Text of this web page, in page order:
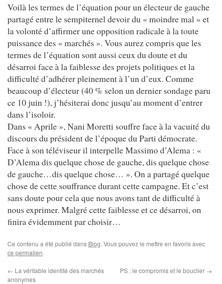
Voilà les termes de l’équation pour un électeur de gauche
partagé entre le sempiternel devoir du « moindre mal » et
la volonté d’affirmer une opposition radicale à la toute
puissance des « marchés ». Vous aurez compris que les
termes de l’équation sont aussi ceux du doute et du
désarroi face à la faiblesse des projets politiques et la
difficulté d’adhérer pleinement à l’un d’eux. Comme
beaucoup d’électeur (40 % selon un dernier sondage paru
ce 10 juin !), j’hésiterai donc jusqu’au moment d’entrer
dans l’isoloir.
Dans « Aprile », Nani Moretti souffre face à la vacuité du
discours du président de l’époque du Parti démocrate.
Face à son téléviseur il interpelle Massimo d’Alema : «
D’Alema dis quelque chose de gauche, dis quelque chose
de gauche…dis quelque chose… ». On a partagé quelque
chose de cette souffrance durant cette campagne. Et c’est
sans doute pour cela que nous avons tant de difficulté à
nous exprimer. Malgré cette faiblesse et ce désarroi, on
finira évidemment par choisir…
Ce contenu a été publié dans Blog. Vous pouvez le mettre en favoris avec
ce permalien.
← La véritable identité des marchés
anonymes
PS : le compromis et le bouclier →